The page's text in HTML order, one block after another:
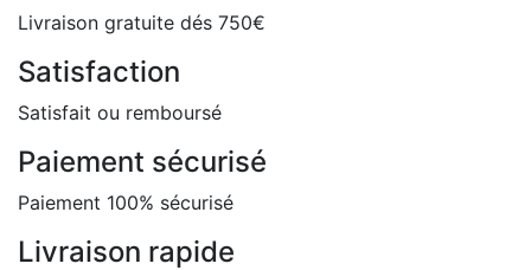
Livraison gratuite dés 750€
Satisfaction
Satisfait ou remboursé
Paiement sécurisé
Paiement 100% sécurisé
Livraison rapide